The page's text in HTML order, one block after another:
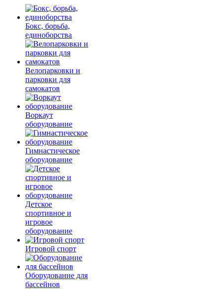
Бокс, борьба,
единоборства
Велопарковки и
парковки для
самокатов
Воркаут
оборудование
Гимнастическое
оборудование
Детское
спортивное и
игровое
оборудование
Игровой спорт
Оборудование для
бассейнов